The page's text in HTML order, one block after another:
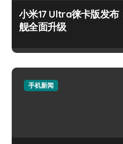
小米17 Ultra徕卡版发布
舰全面升级
手机新闻